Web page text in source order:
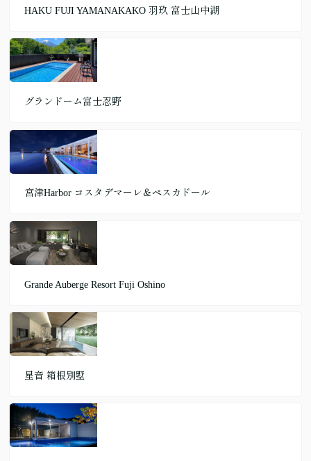
HAKU FUJI YAMANAKAKO 羽玖 富士山中湖
グランドーム富士忍野
宮津Harbor コスタデマーレ＆ペスカドール
Grande Auberge Resort Fuji Oshino
星音 箱根別墅